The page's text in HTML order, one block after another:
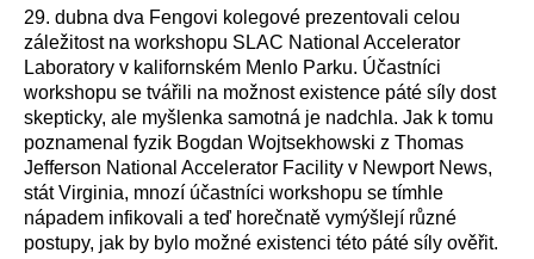
29. dubna dva Fengovi kolegové prezentovali celou
záležitost na workshopu SLAC National Accelerator
Laboratory v kalifornském Menlo Parku. Účastníci
workshopu se tvářili na možnost existence páté síly dost
skepticky, ale myšlenka samotná je nadchla. Jak k tomu
poznamenal fyzik Bogdan Wojtsekhowski z Thomas
Jefferson National Accelerator Facility v Newport News,
stát Virginia, mnozí účastníci workshopu se tímhle
nápadem infikovali a teď horečnatě vymýšlejí různé
postupy, jak by bylo možné existenci této páté síly ověřit.